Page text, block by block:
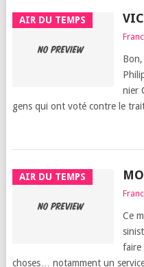
AIR DU TEMPS
nier
gens qui ont voté contre le
AIR DU TEMPS
Ce
faire
choses… notam­ment un